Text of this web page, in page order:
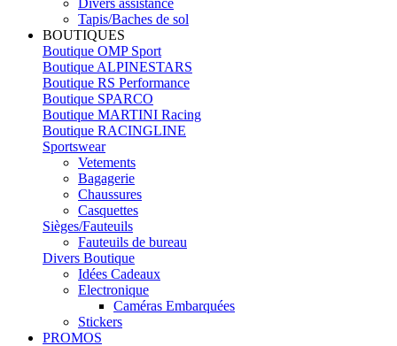
Divers assistance
Tapis/Baches de sol
BOUTIQUES
Boutique OMP Sport
Boutique ALPINESTARS
Boutique RS Performance
Boutique SPARCO
Boutique MARTINI Racing
Boutique RACINGLINE
Sportswear
Vetements
Bagagerie
Chaussures
Casquettes
Sièges/Fauteuils
Fauteuils de bureau
Divers Boutique
Idées Cadeaux
Electronique
Caméras Embarquées
Stickers
PROMOS